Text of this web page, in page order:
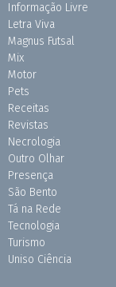
Informação Livre
Letra Viva
Magnus Futsal
Mix
Motor
Pets
Receitas
Revistas
Necrologia
Outro Olhar
Presença
São Bento
Tá na Rede
Tecnologia
Turismo
Uniso Ciência